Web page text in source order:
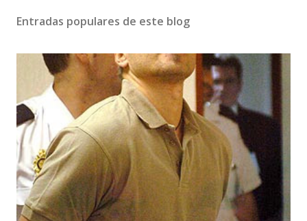
Entradas populares de este blog